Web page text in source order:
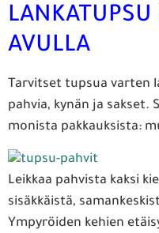
LANKATUPSU
AVULLA
Tarvitset tupsua varten
pahvia, kynän ja sakset.
monista pakkauksista:
Leikkaa pahvista kaksi
sisäkkäistä,
Ympyröiden kehien